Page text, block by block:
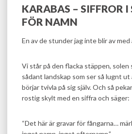
KARABAS – SIFFROR I
FÖR NAMN
En av de stunder jag inte blir av med
Vi står på den flacka stäppen, solen
sådant landskap som ser så lugnt
börjar tvivla på sig själv. Och så
rostig skylt med en siffra och säger:
“Det här är gravar för fångarna…